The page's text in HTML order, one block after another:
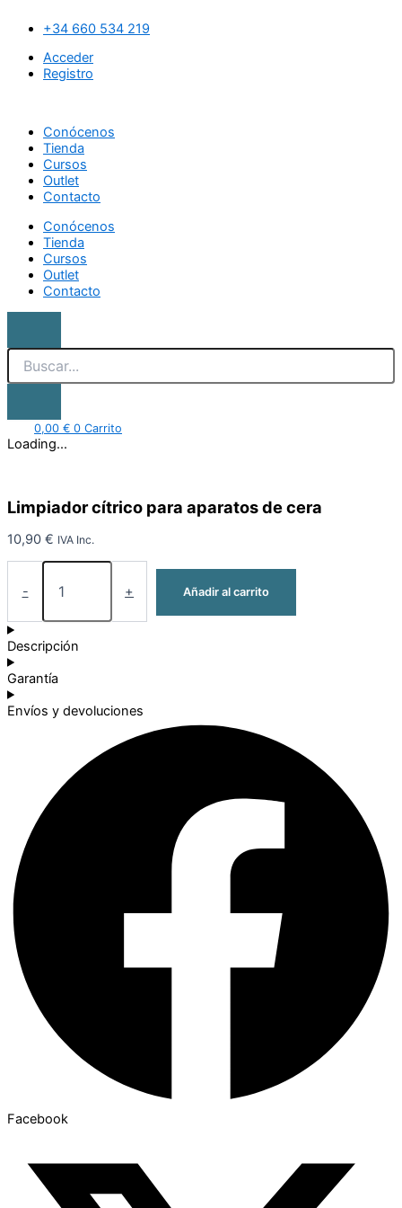
contenido
+34 660 534 219
Acceder
Registro
Conócenos
Tienda
Cursos
Outlet
Contacto
Conócenos
Tienda
Cursos
Outlet
Contacto
0,00 € 0 Carrito
Loading...
Limpiador cítrico para aparatos de cera
10,90 € IVA Inc.
-
cítrico
aparatos
+ Añadir al carrito
Descripción
Garantía
Envíos y devoluciones
Facebook